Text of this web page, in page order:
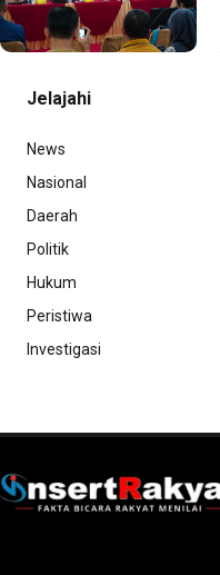
Jelajahi
News
Nasional
Daerah
Politik
Hukum
Peristiwa
Investigasi